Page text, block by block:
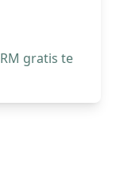
gratis te